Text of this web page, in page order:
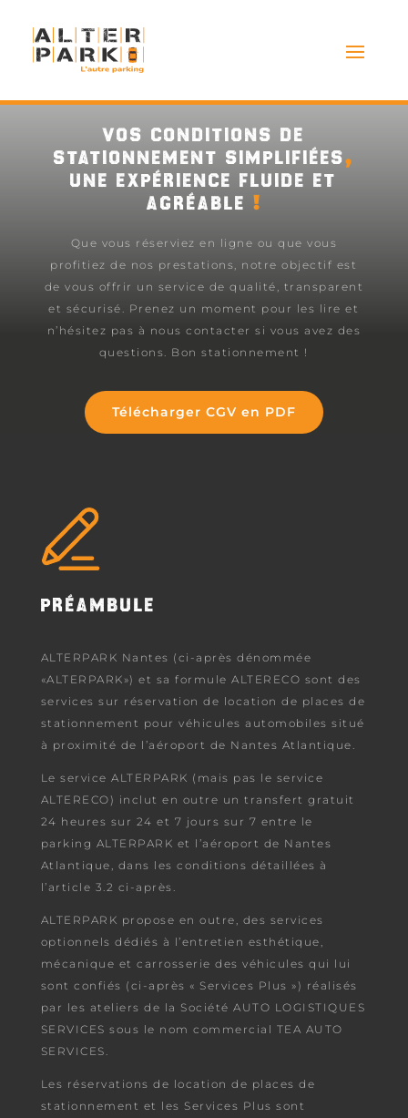
VOS CONDITIONS DE
STATIONNEMENT SIMPLIFIÉES,
UNE EXPÉRIENCE FLUIDE ET
AGRÉABLE !
Que vous réserviez en ligne ou que vous
profitiez de nos prestations, notre objectif est
de vous offrir un service de qualité, transparent
et sécurisé. Prenez un moment pour les lire et
n’hésitez pas à nous contacter si vous avez des
questions. Bon stationnement !
Télécharger CGV en PDF
PRÉAMBULE
ALTERPARK Nantes (ci-après dénommée
«ALTERPARK») et sa formule ALTERECO sont des
services sur réservation de location de places de
stationnement pour véhicules automobiles situé
à proximité de l’aéroport de Nantes Atlantique.
Le service ALTERPARK (mais pas le service
ALTERECO) inclut en outre un transfert gratuit
24 heures sur 24 et 7 jours sur 7 entre le
parking ALTERPARK et l’aéroport de Nantes
Atlantique, dans les conditions détaillées à
l’article 3.2 ci-après.
ALTERPARK propose en outre, des services
optionnels dédiés à l’entretien esthétique,
mécanique et carrosserie des véhicules qui lui
sont confiés (ci-après « Services Plus ») réalisés
par les ateliers de la Société AUTO LOGISTIQUES
SERVICES sous le nom commercial TEA AUTO
SERVICES.
Les réservations de location de places de
stationnement et les Services Plus sont